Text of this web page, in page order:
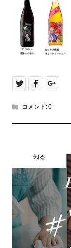
コメント: 0
知る